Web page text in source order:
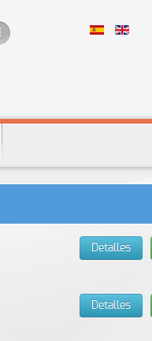
Detalles
Detalles